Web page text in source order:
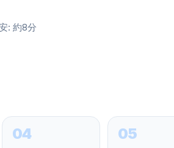
: 約8分
04 05